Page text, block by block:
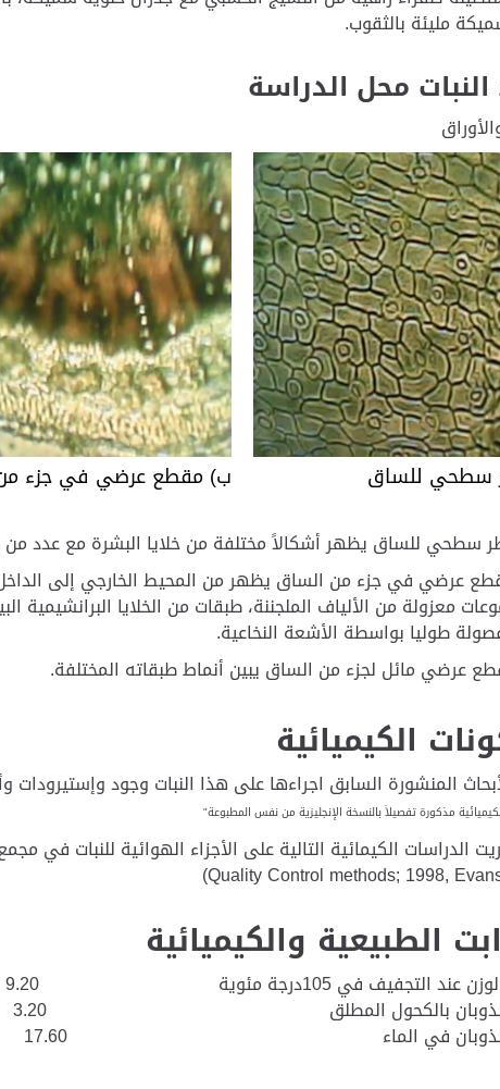
مليئة بالثقوب.
النبات محل الدراسة
سطحي للساق ب) مقطع عرضي في جزء
سطحي للساق يظهر أشكالاً مختلفة من خلايا البشرة مع عدد من
عرضي في جزء من الساق يظهر من المحيط الخارجي إلى الداخل:
معزولة من الألياف الملجننة، طبقات من الخلايا البرانشيمية
طوليا بواسطة الأشعة النخاعية.
عرضي مائل لجزء من الساق يبين أنماط طبقاته المختلفة.
الكيميائية
المنشورة السابق اجراءها على هذا النبات وجود
مذكورة تفصيلاً بالنسخة الإنجليزية من نفس المطبوعة"
الدراسات الكيمائية التالية على الأجزاء الهوائية للنبات في
الطبيعية والكيميائية
التجفيف في 105درجة مئوية 9.20
الذوبان بالكحول المطلق 3.20
الذوبان في الماء 17.60